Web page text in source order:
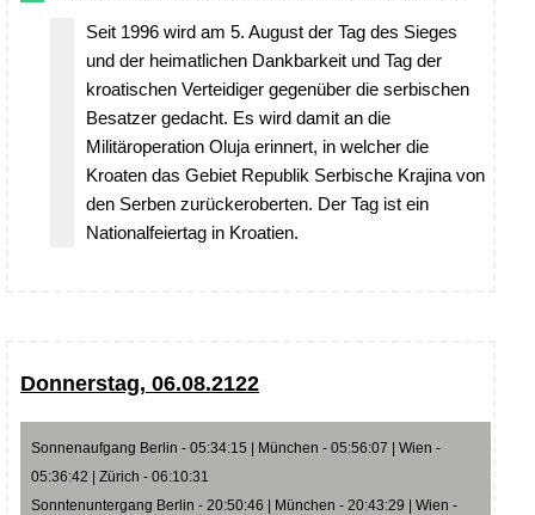
Seit 1996 wird am 5. August der Tag des Sieges
und der heimatlichen Dankbarkeit und Tag der
kroatischen Verteidiger gegenüber die serbischen
Besatzer gedacht. Es wird damit an die
Militäroperation Oluja erinnert, in welcher die
Kroaten das Gebiet Republik Serbische Krajina von
den Serben zurückeroberten. Der Tag ist ein
Nationalfeiertag in Kroatien.
Donnerstag, 06.08.2122
Sonnenaufgang Berlin - 05:34:15 | München - 05:56:07 | Wien -
05:36:42 | Zürich - 06:10:31
Sonntenuntergang Berlin - 20:50:46 | München - 20:43:29 | Wien -